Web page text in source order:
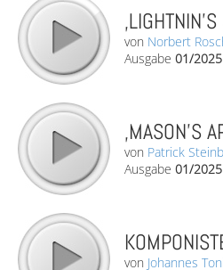
von Norbert
Ausgabe 01/2025
‚MASON’S
von Patrick
Ausgabe 01/2025
von Johannes